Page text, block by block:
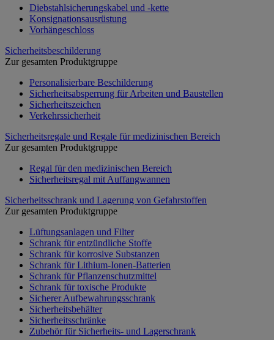
Diebstahlsicherungskabel und -kette
Konsignationsausrüstung
Vorhängeschloss
Sicherheitsbeschilderung
Zur gesamten Produktgruppe
Personalisierbare Beschilderung
Sicherheitsabsperrung für Arbeiten und Baustellen
Sicherheitszeichen
Verkehrssicherheit
Sicherheitsregale und Regale für medizinischen Bereich
Zur gesamten Produktgruppe
Regal für den medizinischen Bereich
Sicherheitsregal mit Auffangwannen
Sicherheitsschrank und Lagerung von Gefahrstoffen
Zur gesamten Produktgruppe
Lüftungsanlagen und Filter
Schrank für entzündliche Stoffe
Schrank für korrosive Substanzen
Schrank für Lithium-Ionen-Batterien
Schrank für Pflanzenschutzmittel
Schrank für toxische Produkte
Sicherer Aufbewahrungsschrank
Sicherheitsbehälter
Sicherheitsschränke
Zubehör für Sicherheits- und Lagerschrank